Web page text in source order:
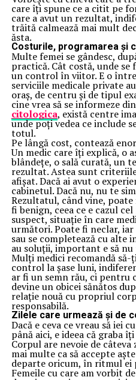
care îți spune ce a citit pe
care a avut un rezultat,
trăită calmează mai mult
ăsta.
Costurile, programarea și
Multe femei se gândesc,
practică. Cât costă, unde se
un control în viitor. E o
serviciile medicale private
oraș, de centru și de tipul
cine vrea să se informeze
citologica, există centre
unde poți vedea ce include
totul.
Pe lângă cost, contează
Un medic care îți explică, o
blândețe, o sală curată, un
rezultat. Astea sunt
afișat. Dacă ai avut o
cabinetul. Dacă nu, nu te
Rezultatul, când vine,
fi benign, ceea ce e cazul
suspect, situație în care
următori. Poate fi neclar,
sau se completează cu alte
au soluții, important e să
Mulți medici recomandă
control la șase luni,
ar fi un semn rău, ci pentru
devine un obicei sănătos
relație nouă cu propriul
responsabilă.
Zilele care urmează și de
Dacă e ceva ce vreau să iei
până aici, e ideea că graba
Corpul are nevoie de câteva
mai multe ca să accepte
departe oricum, în ritmul ei
Femeile cu care am vorbit